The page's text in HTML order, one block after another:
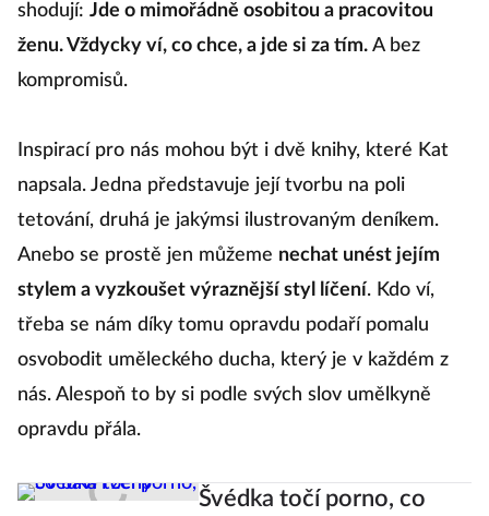
shodují: Jde o mimořádně osobitou a pracovitou
ženu. Vždycky ví, co chce, a jde si za tím. A bez
kompromisů.
Inspirací pro nás mohou být i dvě knihy, které Kat
napsala. Jedna představuje její tvorbu na poli
tetování, druhá je jakýmsi ilustrovaným deníkem.
Anebo se prostě jen můžeme nechat unést jejím
stylem a vyzkoušet výraznější styl líčení. Kdo ví,
třeba se nám díky tomu opravdu podaří pomalu
osvobodit uměleckého ducha, který je v každém z
nás. Alespoň to by si podle svých slov umělkyně
opravdu přála.
Švédka točí porno, co